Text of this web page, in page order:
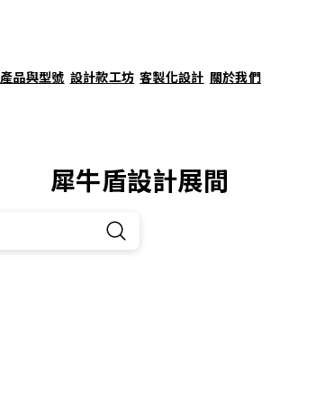
產品與型號 設計款工坊 客製化設計 關於我們
犀牛盾設計展間